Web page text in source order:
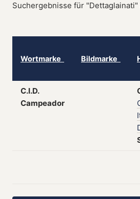
Suchergebnisse für "Dettaglainati"
Wortmarke Bildmarke
C.I.D.
Campeador